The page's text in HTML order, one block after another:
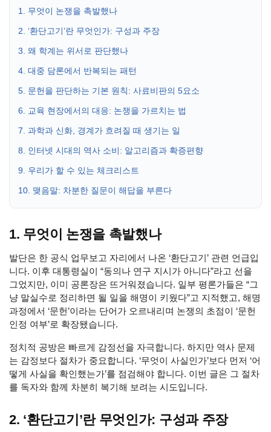
1. 무엇이 논쟁을 촉발했나
2. ‘환단고기’란 무엇인가: 구성과 주장
3. 왜 학계는 위서로 판단했나
4. 대중 담론에서 반복되는 패턴
5. 문헌을 판단하는 기본 원칙: 사료비판의 5요소
6. 교육 현장에서의 대응: 논쟁을 가르치는 법
7. 과학과 신화, 경계가 흐려질 때 생기는 일
8. 인터넷 시대의 역사 소비: 알고리즘과 확증편향
9. 우리가 할 수 있는 체크리스트
10. 맺음말: 차분한 질문이 해답을 부른다
1. 무엇이 논쟁을 촉발했나
발단은 한 공식 업무보고 자리에서 나온 ‘환단고기’ 관련 언급입
니다. 이후 대통령실이 “동의나 연구 지시가 아니다”라고 선을
그었지만, 이미 공론장은 뜨거워졌습니다. 일부 평론가들은 “그
냥 말실수로 정리하면 될 일을 해명이 키웠다”고 지적했고, 해명
과정에서 ‘문헌’이라는 단어가 오르내리며 논쟁의 초점이 ‘문헌
인정 여부’로 확장됐습니다.
정치적 공방은 빠르게 감정선을 자극합니다. 하지만 역사 문제
는 감정보다 절차가 중요합니다. ‘무엇이 사실인가’보다 먼저 ‘어
떻게 사실을 확인했는가’를 점검해야 합니다. 이번 글은 그 절차
를 독자와 함께 차분히 복기해 보려는 시도입니다.
2. ‘환단고기’란 무엇인가: 구성과 주장